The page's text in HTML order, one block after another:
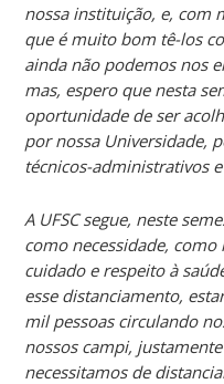
nossa instituição, e, com
que é muito bom tê-los
ainda não podemos nos
mas, espero que nesta
oportunidade de ser
por nossa Universidade,
técnicos-administrativos
A UFSC segue, neste
como necessidade,
cuidado e respeito à
esse distanciamento,
mil pessoas circulando
nossos campi,
necessitamos de